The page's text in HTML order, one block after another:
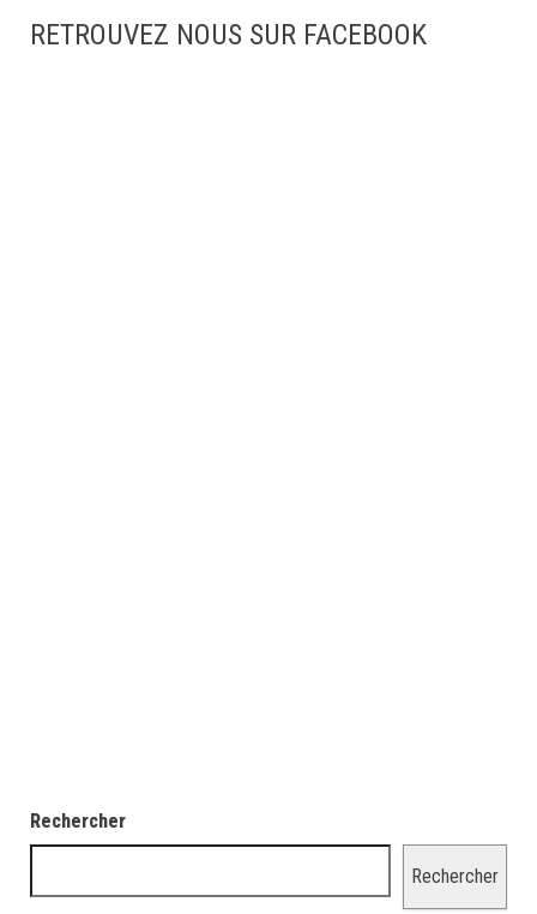
RETROUVEZ NOUS SUR FACEBOOK
Rechercher
Rechercher